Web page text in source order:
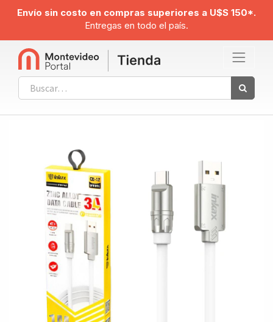
Envío sin costo en compras superiores a U$S 150*.
Entregas en todo el país.